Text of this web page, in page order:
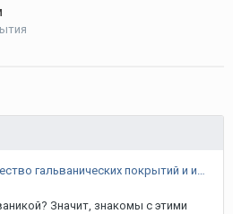
Как повысить качество гальванических покрытий и избавиться от брака?
Значит, знакомы с этими